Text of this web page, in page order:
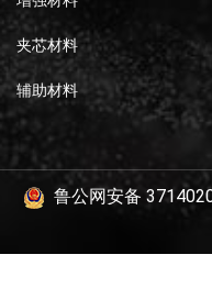
夹芯材料
辅助材料
鲁公网安备